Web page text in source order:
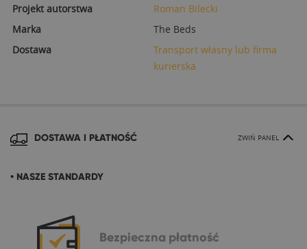
Projekt autorstwa
Roman Bilecki
Marka
The Beds
Dostawa
Transport własny lub firma
kurierska
DOSTAWA I PŁATNOŚĆ ZWIŃ PANEL
• NASZE STANDARDY
Bezpieczna płatność